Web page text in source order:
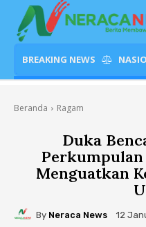
BREAKING NEWS
Beranda Ragam
Duka
Menguatkan
By Neraca News 12